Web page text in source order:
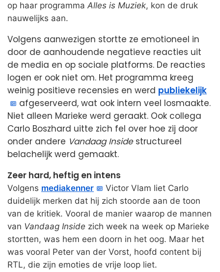
op haar programma Alles is Muziek, kon de druk
nauwelijks aan.
Volgens aanwezigen stortte ze emotioneel in
door de aanhoudende negatieve reacties uit
de media en op sociale platforms. De reacties
logen er ook niet om. Het programma kreeg
weinig positieve recensies en werd publiekelijk
afgeserveerd, wat ook intern veel losmaakte.
Niet alleen Marieke werd geraakt. Ook collega
Carlo Boszhard uitte zich fel over hoe zij door
onder andere Vandaag Insidestructureel
belachelijk werd gemaakt.
Zeer hard, heftig en intens
Volgens mediakenner
Victor Vlam liet Carlo
duidelijk merken dat hij zich stoorde aan de toon
van de kritiek. Vooral de manier waarop de mannen
van Vandaag Inside zich week na week op Marieke
stortten, was hem een doorn in het oog. Maar het
was vooral Peter van der Vorst, hoofd content bij
RTL, die zijn emoties de vrije loop liet.